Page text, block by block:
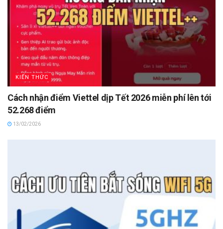
KIẾN THỨC
Cách nhận điểm Viettel dịp Tết 2026 miễn phí lên tới
52.268 điểm
13/02/2026